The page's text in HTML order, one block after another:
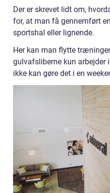
Der er skrevet lidt om,
for, at man få gennemført
sportshal eller lignende.
Her kan man flytte
gulvafsliberne kun arbejder
ikke kan gøre det i en